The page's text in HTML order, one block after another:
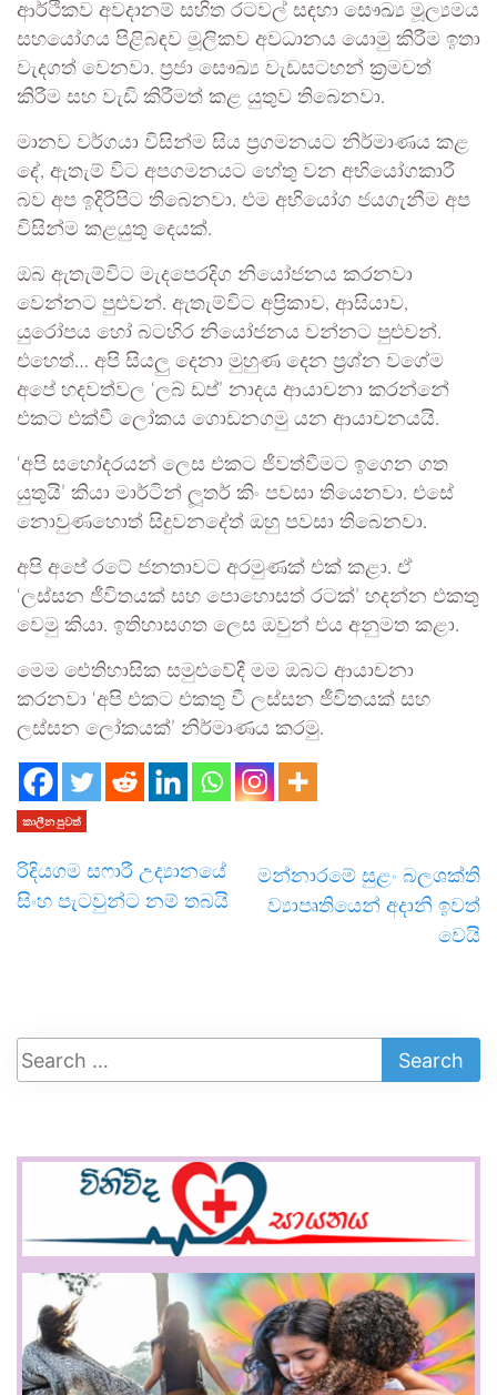
ආර්ථිකව අවදානම් සහිත රටවල් සඳහා සෞඛ්‍ය මූල්‍යමය
සහයෝගය පිළිබඳව මූලිකව අවධානය යොමු කිරීම ඉතා
වැදගත් වෙනවා. ප්‍රජා සෞඛ්‍ය වැඩසටහන් ක්‍රමවත්
කිරීම සහ වැඩි කිරීමත් කළ යුතුව තිබෙනවා.
මානව වර්ගයා විසින්ම සිය ප්‍රගමනයට නිර්මාණය කළ
දේ, ඇතැම් විට අපගමනයට හේතු වන අභියෝගකාරී
බව අප ඉදිරිපිට තිබෙනවා. එම අභියෝග ජයගැනීම අප
විසින්ම කළයුතු දෙයක්.
ඔබ ඇතැම්විට මැදපෙරදිග නියෝජනය කරනවා
වෙන්නට පුළුවන්. ඇතැම්විට අප්‍රිකාව, ආසියාව,
යුරෝපය හෝ බටහිර නියෝජනය වන්නට පුළුවන්.
එහෙත්… අපි සියලු දෙනා මුහුණ දෙන ප්‍රශ්න වගේම
අපේ හදවත්වල ‘ලබ් ඩප්’ නාදය ආයාචනා කරන්නේ
එකට එක්වී ලෝකය ගොඩනගමු යන ආයාචනයයි.
‘අපි සහෝදරයන් ලෙස එකට ජීවත්වීමට ඉගෙන ගත
යුතුයි’ කියා මාර්ටින් ලූතර් කිං පවසා තියෙනවා. එසේ
නොවුණහොත් සිදුවනදේත් ඔහු පවසා තිබෙනවා.
අපි අපේ රටේ ජනතාවට අරමුණක් එක් කළා. ඒ
‘ලස්සන ජීවිතයක් සහ පොහොසත් රටක්’ හදන්න එකතු
වෙමු කියා. ඉතිහාසගත ලෙස ඔවුන් එය අනුමත කළා.
මෙම ඓතිහාසික සමුළුවේදී මම ඔබට ආයාචනා
කරනවා ‘අපි එකට එකතු වී ලස්සන ජීවිතයක් සහ
ලස්සන ලෝකයක්’ නිර්මාණය කරමු.
කාලීන පුවත්
රිදියගම සෆාරී උද්‍යානයේ
සිංහ පැටවුන්ට නම් තබයි
මන්නාරමේ සුළං බලශක්ති
ව්‍යාපෘතියෙන් අදානි ඉවත්
වෙයි